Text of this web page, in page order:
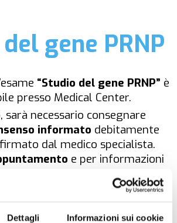
Dettagli Informazioni sui cookie
gene PRNP
“Studio del gene PRNP” è
presso Medical Center.
sarà necessario consegnare
informato debitamente
dal medico specialista.
e per informazioni